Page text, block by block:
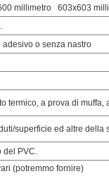
millimetro 603x603
adesivo o senza nastro
termico, a prova di muffa,
superficie ed altre della
del PVC.
(potremmo fornire)